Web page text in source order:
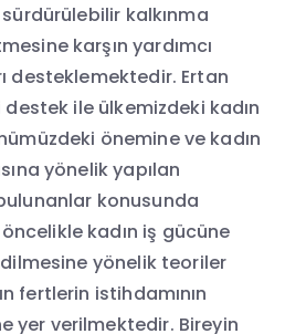
sürdürülebilir kalkınma
karşın yardımcı
desteklemektedir. Ertan
destek ile ülkemizdeki kadın
önemine ve kadın
yönelik yapılan
konusunda
kadın iş gücüne
yönelik teoriler
fertlerin istihdamının
yer verilmektedir. Bireyin